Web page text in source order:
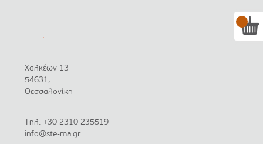
Χαλκέων 13
54631,
Θεσσαλονίκη
Τηλ. +30 2310 235519
info@ste-ma.gr